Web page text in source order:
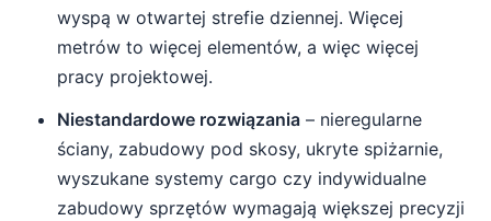
wyspą w otwartej strefie dziennej. Więcej
metrów to więcej elementów, a więc więcej
pracy projektowej.
Niestandardowe rozwiązania – nieregularne
ściany, zabudowy pod skosy, ukryte spiżarnie,
wyszukane systemy cargo czy indywidualne
zabudowy sprzętów wymagają większej precyzji